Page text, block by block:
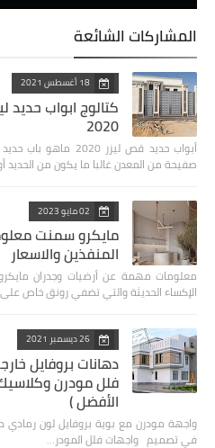
المشاركات الشائعة
18 أغسطس 2021
2020
أبواب حديد قص ليزر
صفيحة من المعدن غالبا ما يكون من الحديد
02 مايو 2023
مايكرو سمنت
المنفذين والاسعار
معلومات مهمة عن أرضيات وجدران
الإكساء الحديثة والتي تضفي رونق خاص
26 ديسمبر 2021
دهانات بروفايل
فلل مودرن وكلاسيك(
الأفضل )
واجهة مودرن مع بوية بروفايل لون رمادي
في تصميم واجهات فلل المودر…